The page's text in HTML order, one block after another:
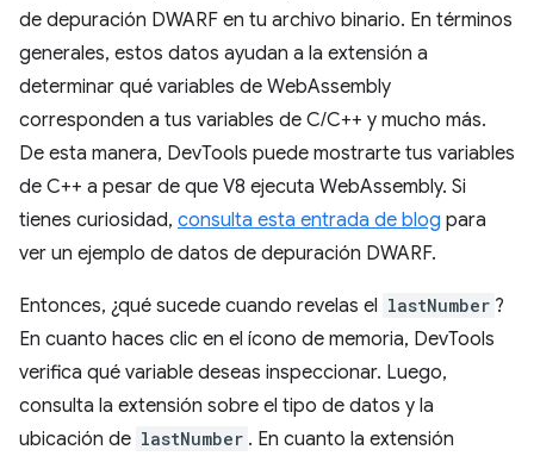
de depuración DWARF en tu archivo binario. En términos
generales, estos datos ayudan a la extensión a
determinar qué variables de WebAssembly
corresponden a tus variables de C/C++ y mucho más.
De esta manera, DevTools puede mostrarte tus variables
de C++ a pesar de que V8 ejecuta WebAssembly. Si
tienes curiosidad, consulta esta entrada de blog para
ver un ejemplo de datos de depuración DWARF.
Entonces, ¿qué sucede cuando revelas el lastNumber ?
En cuanto haces clic en el ícono de memoria, DevTools
verifica qué variable deseas inspeccionar. Luego,
consulta la extensión sobre el tipo de datos y la
ubicación de lastNumber . En cuanto la extensión